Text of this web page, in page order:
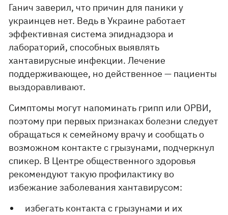
Ганич заверил, что причин для паники у
украинцев нет. Ведь в Украине работает
эффективная система эпиднадзора и
лабораторий, способных выявлять
хантавирусные инфекции. Лечение
поддерживающее, но действенное — пациенты
выздоравливают.
Симптомы могут напоминать грипп или ОРВИ,
поэтому при первых признаках болезни следует
обращаться к семейному врачу и сообщать о
возможном контакте с грызунами, подчеркнул
спикер. В Центре общественного здоровья
рекомендуют такую ​​профилактику во
избежание заболевания хантавирусом:
избегать контакта с грызунами и их